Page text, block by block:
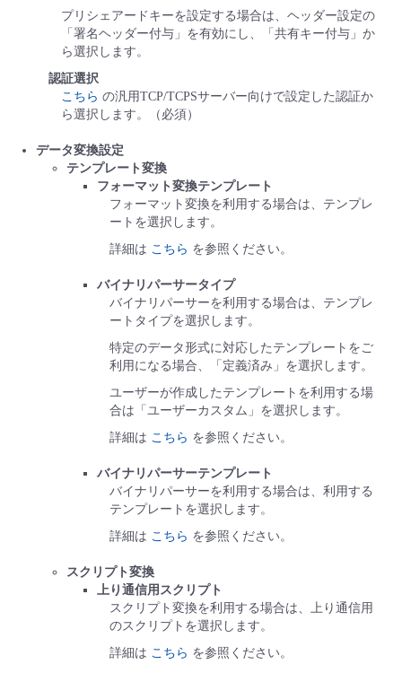
プリシェアードキーを設定する場合は、ヘッダー設定の
「署名ヘッダー付与」を有効にし、「共有キー付与」か
ら選択します。
認証選択
こちら の汎用TCP/TCPSサーバー向けで設定した認証か
ら選択します。（必須）
データ変換設定
テンプレート変換
フォーマット変換テンプレート
フォーマット変換を利用する場合は、テンプレ
ートを選択します。
詳細は こちら を参照ください。
バイナリパーサータイプ
バイナリパーサーを利用する場合は、テンプレ
ートタイプを選択します。
特定のデータ形式に対応したテンプレートをご
利用になる場合、「定義済み」を選択します。
ユーザーが作成したテンプレートを利用する場
合は「ユーザーカスタム」を選択します。
詳細は こちら を参照ください。
バイナリパーサーテンプレート
バイナリパーサーを利用する場合は、利用する
テンプレートを選択します。
詳細は こちら を参照ください。
スクリプト変換
上り通信用スクリプト
スクリプト変換を利用する場合は、上り通信用
のスクリプトを選択します。
詳細は こちら を参照ください。